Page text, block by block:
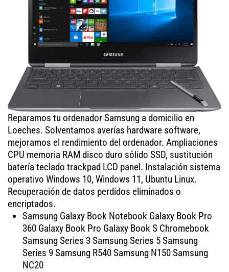
Reparamos tu ordenador Samsung a domicilio en
Loeches. Solventamos averías hardware software,
mejoramos el rendimiento del ordenador. Ampliaciones
CPU memoria RAM disco duro sólido SSD, sustitución
batería teclado trackpad LCD panel. Instalación sistema
operativo Windows 10, Windows 11, Ubuntu Linux.
Recuperación de datos perdidos eliminados o
encriptados.
Samsung Galaxy Book Notebook Galaxy Book Pro
360 Galaxy Book Pro Galaxy Book S Chromebook
Samsung Series 3 Samsung Series 5 Samsung
Series 9 Samsung R540 Samsung N150 Samsung
NC20